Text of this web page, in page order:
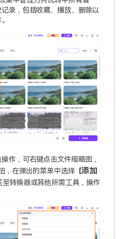
录，包括收藏、播放、删除以
作，可右键点击文件缩略图，
，在弹出的菜单中选择【添加
转换器或其他所需工具，操作